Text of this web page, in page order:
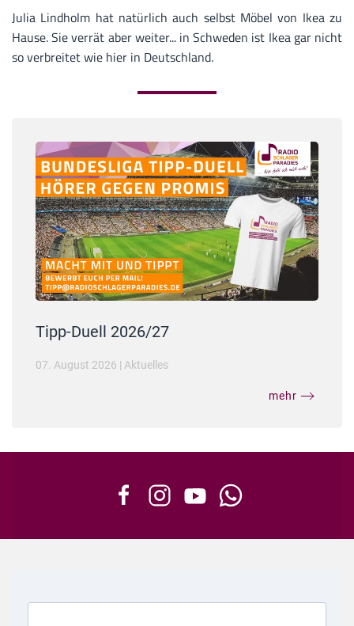
Julia Lindholm hat natürlich auch selbst Möbel von Ikea zu
Hause. Sie verrät aber weiter... in Schweden ist Ikea gar nicht
so verbreitet wie hier in Deutschland.
Tipp-Duell 2026/27
07. August 2026 | Aktuelles
mehr